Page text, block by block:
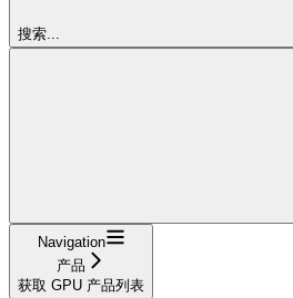
搜索...
Navigation
产品
获取 GPU 产品列表